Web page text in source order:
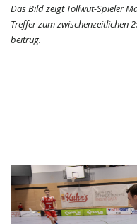
Das Bild zeigt Tollwut-Spieler
Treffer zum zwischenzeitlichen
beitrug.